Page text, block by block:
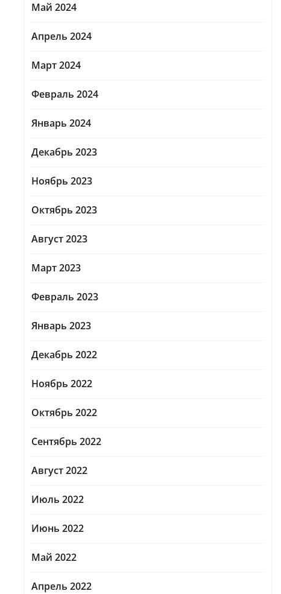
Май 2024
Апрель 2024
Март 2024
Февраль 2024
Январь 2024
Декабрь 2023
Ноябрь 2023
Октябрь 2023
Август 2023
Март 2023
Февраль 2023
Январь 2023
Декабрь 2022
Ноябрь 2022
Октябрь 2022
Сентябрь 2022
Август 2022
Июль 2022
Июнь 2022
Май 2022
Апрель 2022